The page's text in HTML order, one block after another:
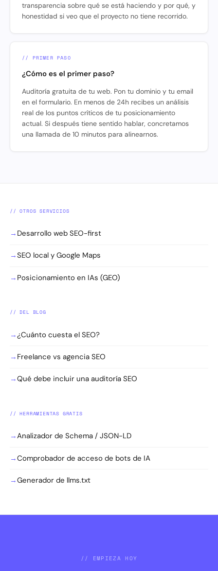
transparencia sobre qué se está haciendo y por qué, y
honestidad si veo que el proyecto no tiene recorrido.
// PRIMER PASO
¿Cómo es el primer paso?
Auditoría gratuita de tu web. Pon tu dominio y tu email
en el formulario. En menos de 24h recibes un análisis
real de los puntos críticos de tu posicionamiento
actual. Si después tiene sentido hablar, concretamos
una llamada de 10 minutos para alinearnos.
// OTROS SERVICIOS
→ Desarrollo web SEO-first
→SEO local y Google Maps
→ Posicionamiento en IAs (GEO)
// DEL BLOG
→¿Cuánto cuesta el SEO?
→ Freelance vs agencia SEO
→Qué debe incluir una auditoría SEO
// HERRAMIENTAS GRATIS
→Analizador de Schema / JSON-LD
→Comprobador de acceso de bots de IA
→Generador de llms.txt
// EMPIEZA HOY